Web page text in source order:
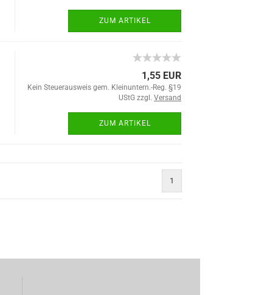
ZUM ARTIKEL
1,55 EUR
Kein Steuerausweis gem. Kleinuntern.-Reg. §19
UStG zzgl. Versand
ZUM ARTIKEL
1